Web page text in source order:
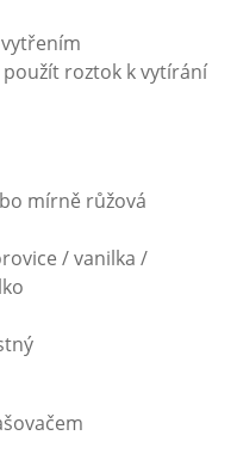
roztok k vytírání
mírně růžová
/ vanilka /